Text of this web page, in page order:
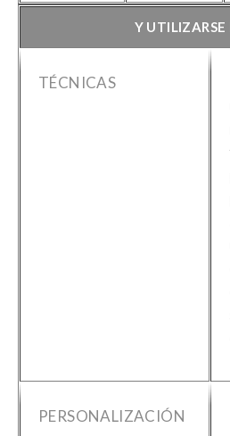
Y UTILIZARSE
TÉCNICAS
PERSONALIZACIÓN